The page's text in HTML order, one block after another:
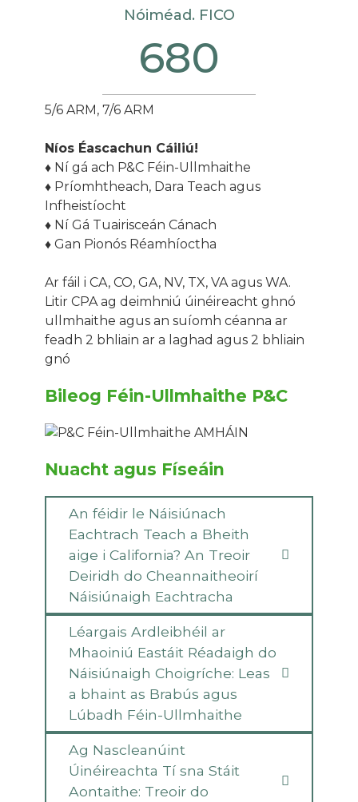
Nóiméad. FICO
680
5/6 ARM, 7/6 ARM
Níos Éascachun Cáiliú!
♦ Ní gá ach P&C Féin-Ullmhaithe
♦ Príomhtheach, Dara Teach agus
Infheistíocht
♦ Ní Gá Tuairisceán Cánach
♦ Gan Pionós Réamhíoctha
Ar fáil i CA, CO, GA, NV, TX, VA agus WA.
Litir CPA ag deimhniú úinéireacht ghnó
ullmhaithe agus an suíomh céanna ar
feadh 2 bhliain ar a laghad agus 2 bhliain
gnó
Bileog Féin-Ullmhaithe P&C
Nuacht agus Físeáin
An féidir le Náisiúnach
Eachtrach Teach a Bheith
aige i California? An Treoir
Deiridh do Cheannaitheoirí
Náisiúnaigh Eachtracha
Léargais Ardleibhéil ar
Mhaoiniú Eastáit Réadaigh do
Náisiúnaigh Choigríche: Leas
a bhaint as Brabús agus
Lúbadh Féin-Ullmhaithe
Ag Nascleanúint
Úinéireachta Tí sna Stáit
Aontaithe: Treoir do